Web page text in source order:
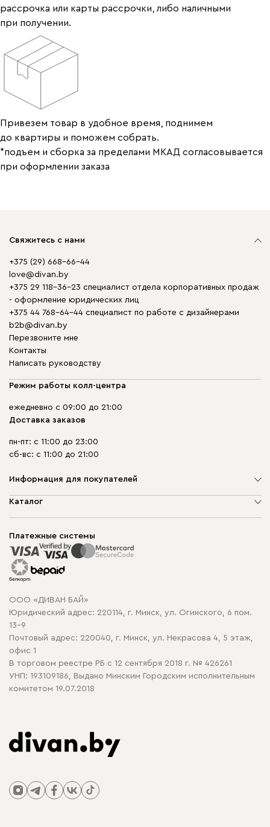
рассрочка или карты рассрочки, либо наличными
при получении.
Привезем товар в удобное время, поднимем
до квартиры и поможем собрать.
*подъем и сборка за пределами МКАД согласовывается
при оформлении заказа
Свяжитесь с нами
+375 (29) 668-66-44
love@divan.by
+375 29 118-36-23 специалист отдела корпоративных продаж
- оформление юридических лиц
+375 44 768-64-44 специалист по работе с дизайнерами
b2b@divan.by
Перезвоните мне
Контакты
Написать руководству
Режим работы колл-центра
ежедневно с 09:00 до 21:00
Доставка заказов
пн-пт: с 11:00 до 23:00
сб-вс: с 11:00 до 21:00
Информация для покупателей
О компании
Способы оплаты
Рассрочка и кредит
Гарантия
Карта сайта
Политика конфиденциальности
Политика в отношении обработки cookie
Каталог
Корпусная мебель
Распродажа мебели
Платежные системы
ООО «ДИВАН БАЙ»
Юридический адрес: 220114, г. Минск, ул. Огинского, 6 пом.
13-9
Почтовый адрес: 220040, г. Минск, ул. Некрасова 4, 5 этаж,
офис 1
В торговом реестре РБ с 12 сентября 2018 г. № 426261
УНП: 193109186, Выдано Минским Городским исполнительным
комитетом 19.07.2018